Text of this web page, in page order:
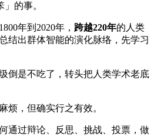
的事。
年到2020年， 跨越220年的人类
结出群体智能的演化脉络，先学习
倒是不吃了，转头把人类学术老底
烦，但确实行之有效。
通过辩论、反思、挑战、投票，做